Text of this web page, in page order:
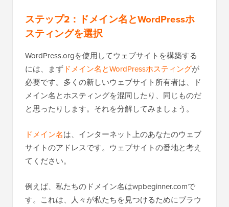
ステップ2：ドメイン名とWordPressホ
スティングを選択
WordPress.orgを使用してウェブサイトを構築する
には、まず ドメイン名とWordPressホスティングが
必要です。多くの新しいウェブサイト所有者は、ド
メイン名とホスティングを混同したり、同じものだ
と思ったりします。それを分解してみましょう。
ドメイン名は、インターネット上のあなたのウェブ
サイトのアドレスです。ウェブサイトの番地と考え
てください。
例えば、私たちのドメイン名はwpbeginner.comで
す。これは、人々が私たちを見つけるためにブラウ